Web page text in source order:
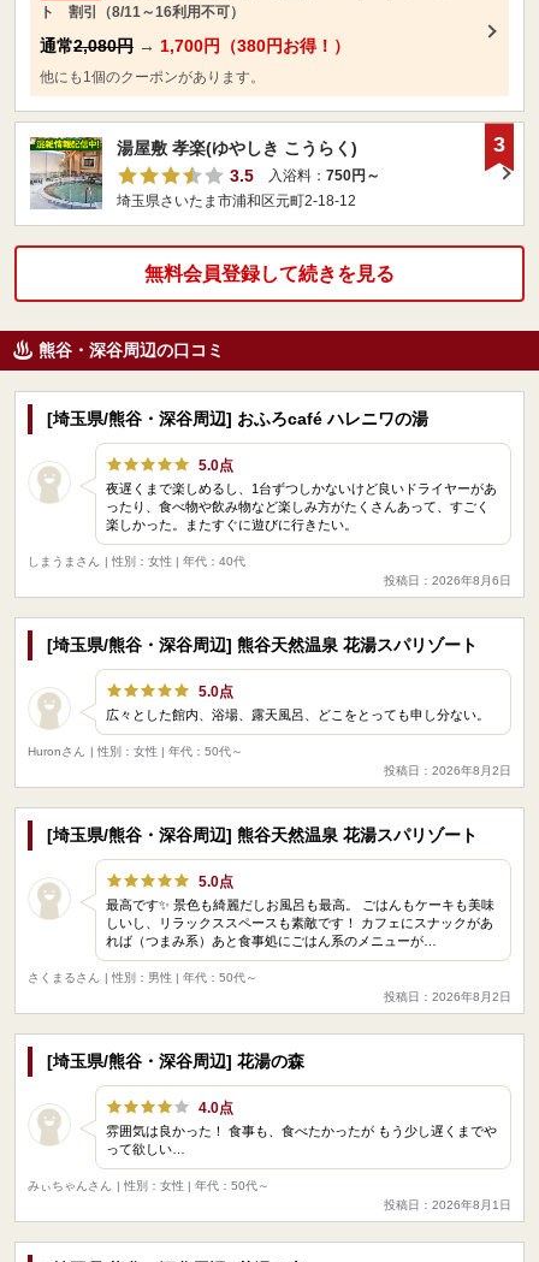
ト 割引（8/11～16利用不可）
通常2,080円 → 1,700円（380円お得！）
他にも1個のクーポンがあります。
湯屋敷 孝楽(ゆやしき こうらく)
3.5
入浴料： 750円～
埼玉県さいたま市浦和区元町2-18-12
3
無料会員登録して続きを見る
熊谷・深谷周辺の口コミ
[埼玉県/熊谷・深谷周辺] おふろcafé ハレニワの湯
5.0点
夜遅くまで楽しめるし、1台ずつしかないけど良いドライヤーがあ
ったり、食べ物や飲み物など楽しみ方がたくさんあって、すごく
楽しかった。またすぐに遊びに行きたい。
しまうまさん
| 性別：女性 | 年代：40代
投稿日：2026年8月6日
[埼玉県/熊谷・深谷周辺] 熊谷天然温泉 花湯スパリゾート
5.0点
広々とした館内、浴場、露天風呂、どこをとっても申し分ない。
Huronさん
| 性別：女性 | 年代：50代～
投稿日：2026年8月2日
[埼玉県/熊谷・深谷周辺] 熊谷天然温泉 花湯スパリゾート
5.0点
最高です✨ 景色も綺麗だしお風呂も最高。 ごはんもケーキも美味
しいし、リラックススペースも素敵です！ カフェにスナックがあ
れば（つまみ系）あと食事処にごはん系のメニューが…
さくまるさん
| 性別：男性 | 年代：50代～
投稿日：2026年8月2日
[埼玉県/熊谷・深谷周辺] 花湯の森
4.0点
雰囲気は良かった！ 食事も、食べたかったが もう少し遅くまでや
って欲しい…
みぃちゃんさん
| 性別：女性 | 年代：50代～
投稿日：2026年8月1日